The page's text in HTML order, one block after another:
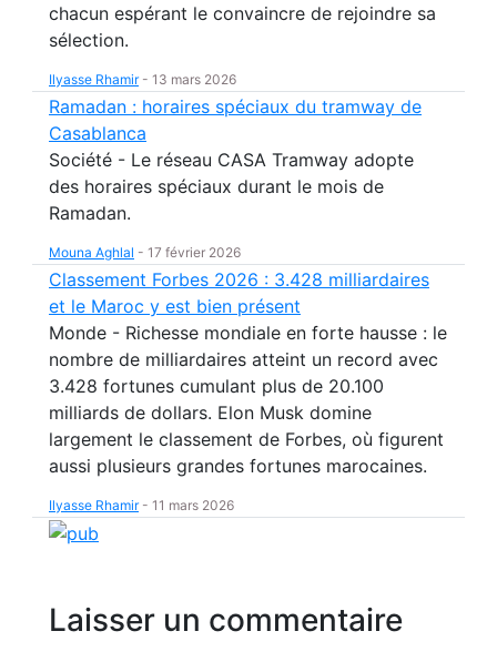
chacun espérant le convaincre de rejoindre sa
sélection.
Ilyasse Rhamir- 13 mars 2026
Ramadan : horaires spéciaux du tramway de
Casablanca
Société - Le réseau CASA Tramway adopte
des horaires spéciaux durant le mois de
Ramadan.
Mouna Aghlal - 17 février 2026
Classement Forbes 2026 : 3.428 milliardaires
et le Maroc y est bien présent
Monde - Richesse mondiale en forte hausse : le
nombre de milliardaires atteint un record avec
3.428 fortunes cumulant plus de 20.100
milliards de dollars. Elon Musk domine
largement le classement de Forbes, où figurent
aussi plusieurs grandes fortunes marocaines.
Ilyasse Rhamir- 11 mars 2026
Laisser un commentaire